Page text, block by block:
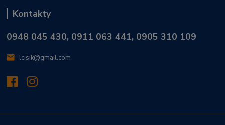
Kontakty
0948 045 430, 0911 063 441, 0905 310 109
lcisik@gmail.com